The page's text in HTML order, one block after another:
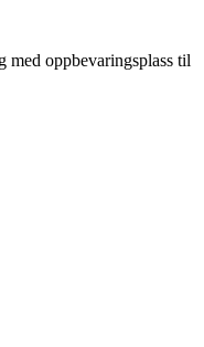
med oppbevaringsplass til